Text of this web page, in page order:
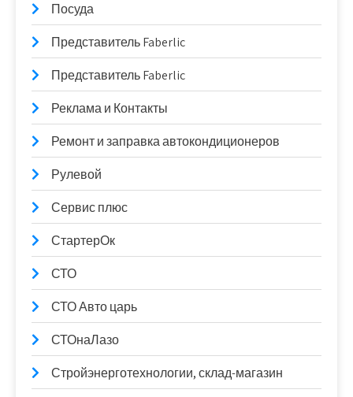
Посуда
Представитель Faberlic
Представитель Faberlic
Реклама и Контакты
Ремонт и заправка автокондиционеров
Рулевой
Сервис плюс
СтартерОк
СТО
СТО Авто царь
СТОнаЛазо
Стройэнерготехнологии, склад-магазин